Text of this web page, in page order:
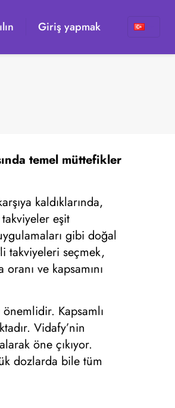
Giriş yapmak
temel müttefikler
kaldıklarında,
eşit
gibi doğal
takviyeleri seçmek,
ve kapsamını
Kapsamlı
Vidafy’nin
öne çıkıyor.
dozlarda bile tüm